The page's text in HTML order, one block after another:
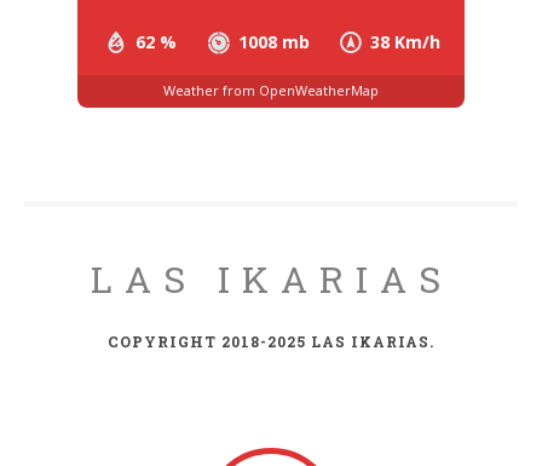
62 % 1008 mb 38 Km/h
Weather from OpenWeatherMap
LAS IKARIAS
COPYRIGHT 2018-2025 LAS IKARIAS.